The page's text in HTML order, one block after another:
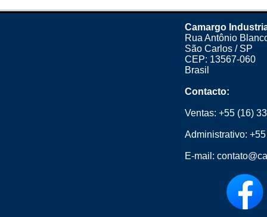
Camargo
Rua Antônio
São Carlos / SP
CEP: 13567-060
Brasil
Contacto:
Ventas: +55 (16)
Administrativo:
E-mail: